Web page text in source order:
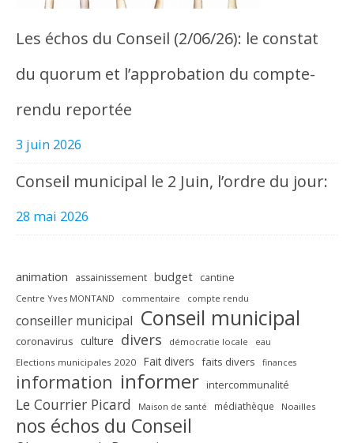
Les échos du Conseil (2/06/26): le constat
du quorum et l’approbation du compte-
rendu reportée
3 juin 2026
Conseil municipal le 2 Juin, l’ordre du jour:
28 mai 2026
animation assainissement budget cantine
Centre Yves MONTAND commentaire compte rendu
conseiller municipal Conseil municipal
coronavirus culture divers démocratie locale eau
Elections municipales 2020 Fait divers faits divers finances
information informer intercommunalité
Le Courrier Picard Maison de santé médiathèque Noailles
nos échos du Conseil